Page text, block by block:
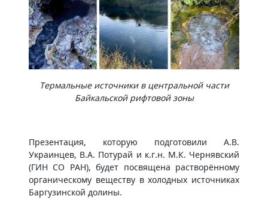
Термальные источники в центральной части
Байкальской рифтовой зоны
Презентация, которую подготовили А.В.
Украинцев, В.А. Потурай и к.г.н. М.К. Чернявский
(ГИН СО РАН), будет посвящена растворённому
органическому веществу в холодных источниках
Баргузинской долины.